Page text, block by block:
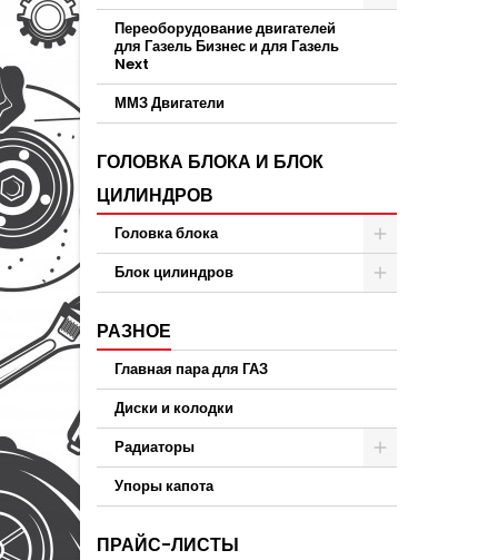
Переоборудование двигателей
для Газель Бизнес и для Газель
Next
ММЗ Двигатели
ГОЛОВКА БЛОКА И БЛОК
ЦИЛИНДРОВ
Головка блока
Блок цилиндров
РАЗНОЕ
Главная пара для ГАЗ
Диски и колодки
Радиаторы
Упоры капота
ПРАЙС-ЛИСТЫ